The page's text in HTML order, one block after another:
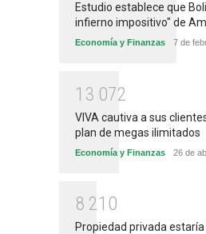
Estudio establece que
infierno impositivo" de
Economía y Finanzas 7 de
1 3 072
VIVA cautiva a sus
plan de megas ilimitados
Economía y Finanzas 26 de
8 21 0
Propiedad privada